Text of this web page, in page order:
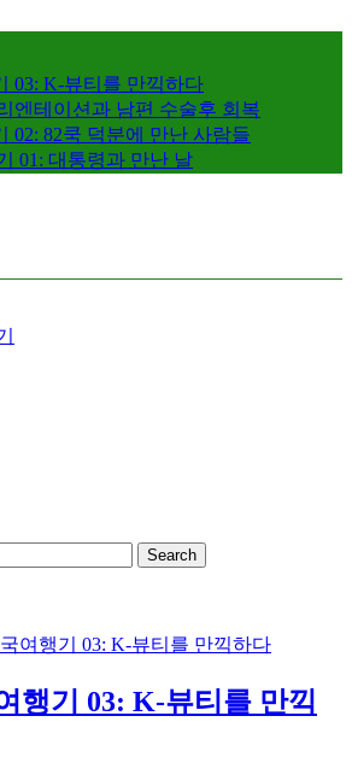
03: K-뷰티를 만끽하다
엔테이션과 남편 수술후 회복
02: 82쿡 덕분에 만난 사람들
01: 대통령과 만난 날
행기 03: K-뷰티를 만끽